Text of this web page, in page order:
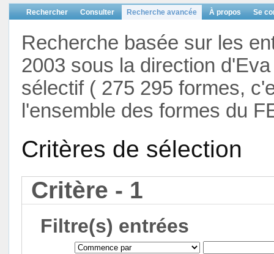
Rechercher Consulter Recherche avancée À propos Se
Recherche basée sur les
2003 sous la direction
sélectif ( 275 295 formes,
l'ensemble des formes du
Critères de sélection
Critère - 1
Filtre(s) entrées